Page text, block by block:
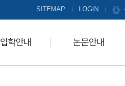
SITEMAP LOGIN
입학안내 논문안내